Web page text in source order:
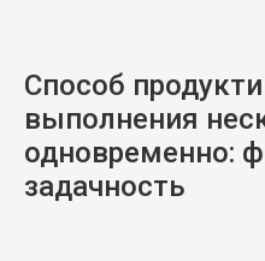
Способ
выполнения
одновременно:
задачность